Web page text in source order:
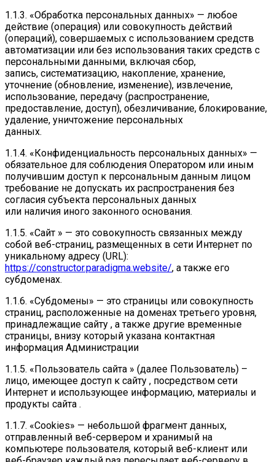
1.1.3. «Обработка персональных данных» — любое
действие (операция) или совокупность действий
(операций), совершаемых с использованием средств
автоматизации или без использования таких средств с
персональными данными, включая сбор,
запись, систематизацию, накопление, хранение,
уточнение (обновление, изменение), извлечение,
использование, передачу (распространение,
предоставление, доступ), обезличивание, блокирование,
удаление, уничтожение персональных
данных.
1.1.4. «Конфиденциальность персональных данных» —
обязательное для соблюдения Оператором или иным
получившим доступ к персональным данным лицом
требование не допускать их распространения без
согласия субъекта персональных данных
или наличия иного законного основания.
1.1.5. «Сайт » — это совокупность связанных между
собой веб-страниц, размещенных в сети Интернет по
уникальному адресу (URL):
https://constructor.paradigma.website/, а также его
субдоменах.
1.1.6. «Субдомены» — это страницы или совокупность
страниц, расположенные на доменах третьего уровня,
принадлежащие сайту , а также другие временные
страницы, внизу который указана контактная
информация Администрации
1.1.5. «Пользователь сайта » (далее Пользователь) –
лицо, имеющее доступ к сайту , посредством сети
Интернет и использующее информацию, материалы и
продукты сайта .
1.1.7. «Cookies» — небольшой фрагмент данных,
отправленный веб-сервером и хранимый на
компьютере пользователя, который веб-клиент или